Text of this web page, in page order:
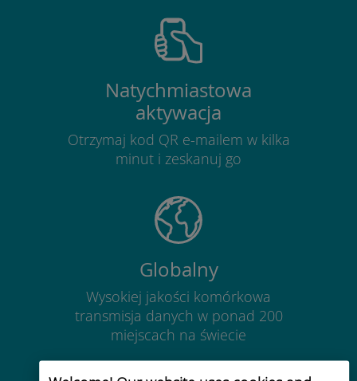
Natychmiastowa
aktywacja
Otrzymaj kod QR e-mailem w kilka
minut i zeskanuj go
Globalny
Wysokiej jakości komórkowa
transmisja danych w ponad 200
miejscach na świecie